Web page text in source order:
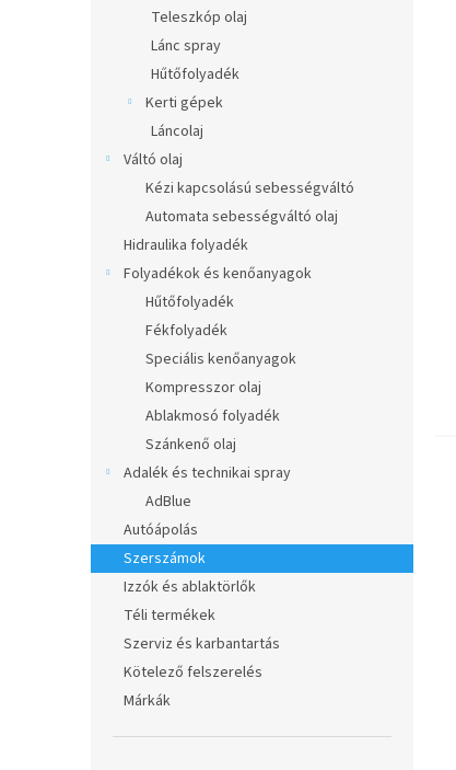
Teleszkóp olaj
Lánc spray
Hűtőfolyadék
Kerti gépek
Láncolaj
Váltó olaj
Kézi kapcsolású sebességváltó
Automata sebességváltó olaj
Hidraulika folyadék
Folyadékok és kenőanyagok
Hűtőfolyadék
Fékfolyadék
Speciális kenőanyagok
Kompresszor olaj
Ablakmosó folyadék
Szánkenő olaj
Adalék és technikai spray
AdBlue
Autóápolás
Szerszámok
Izzók és ablaktörlők
Téli termékek
Szerviz és karbantartás
Kötelező felszerelés
Márkák